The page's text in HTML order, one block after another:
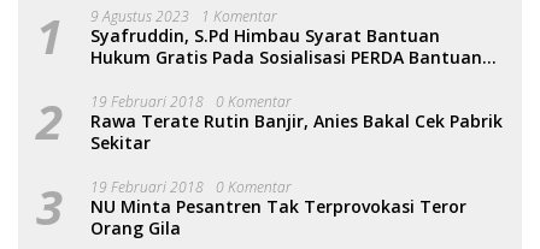
1 9 Agustus 2023 1 Komentar
Syafruddin, S.Pd Himbau Syarat Bantuan
Hukum Gratis Pada Sosialisasi PERDA Bantuan
2 19 Februari 2018 0 Komentar
Rawa Terate Rutin Banjir, Anies Bakal Cek Pabrik
Sekitar
3 19 Februari 2018 0 Komentar
NU Minta Pesantren Tak Terprovokasi Teror
Orang Gila